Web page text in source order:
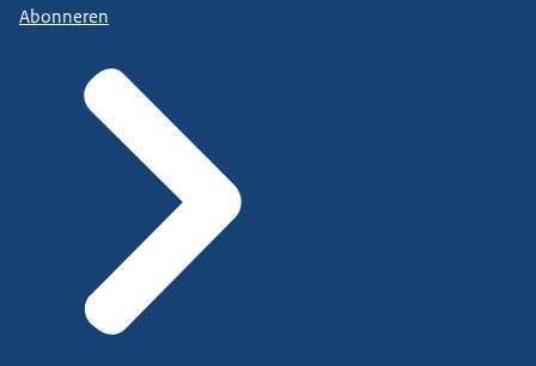
Abonneren